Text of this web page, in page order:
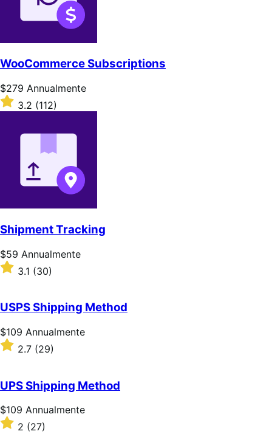
WooCommerce Subscriptions
Prezzo
$279
Annualmente
$279 Annualmente
Valutato
3.2
3.2 (112)
Shipment Tracking
Prezzo
$59
Annualmente
$59 Annualmente
Valutato
3.1
5
stelle
3.1 (30)
USPS Shipping Method
Prezzo
$109
Annualmente
$109 Annualmente
Valutato
5
stelle
2.7 (29)
UPS Shipping Method
Prezzo
$109
$109 Annualmente
Valutato
2 (27)